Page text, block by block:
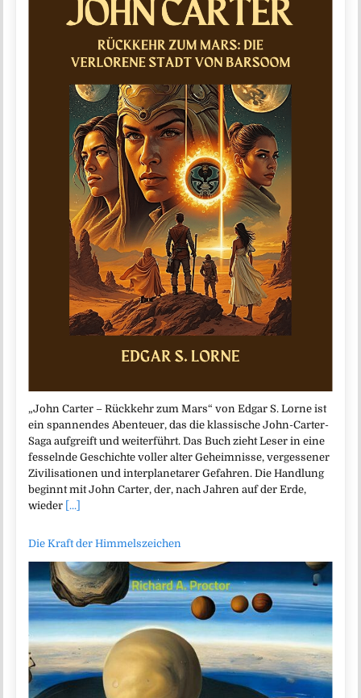
„John Carter – Rückkehr zum Mars“ von Edgar S. Lorne ist
ein spannendes Abenteuer, das die klassische John-Carter-
Saga aufgreift und weiterführt. Das Buch zieht Leser in eine
fesselnde Geschichte voller alter Geheimnisse, vergessener
Zivilisationen und interplanetarer Gefahren. Die Handlung
beginnt mit John Carter, der, nach Jahren auf der Erde,
wieder [...]
Die Kraft der Himmelszeichen